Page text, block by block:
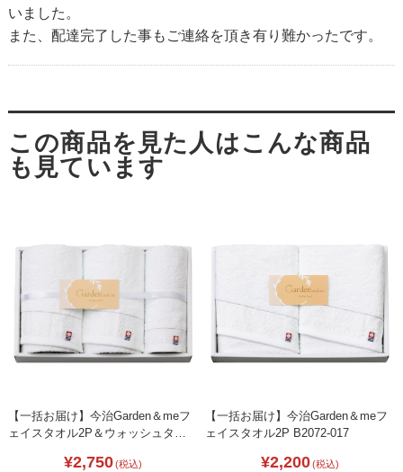
いました。
また、配達完了した事もご連絡を頂き有り難かったです。
【一括お届け】今治Garden＆meフ
ェイスタオル2P＆ウォッシュタオ
¥2,750(税込)
【一括お届け】今治Garden＆meフ
ェイスタオル2P B2072-017
¥2,200(税込)